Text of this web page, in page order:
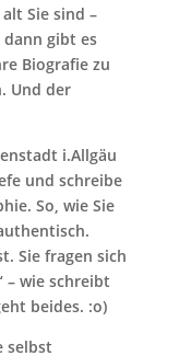
Sie sind –
dann gibt es
Biografie zu
Und der
i.Allgäu
und schreibe
So, wie Sie
Sie fragen sich
– wie schreibt
beides. :o)
selbst